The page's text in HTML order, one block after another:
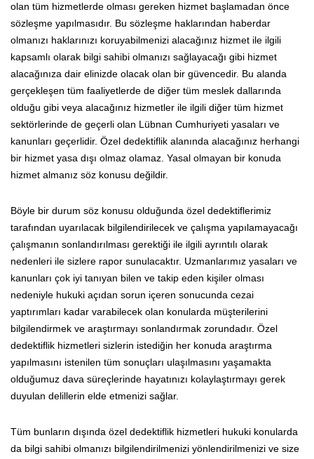
olan tüm hizmetlerde olması gereken hizmet başlamadan önce
sözleşme yapılmasıdır. Bu sözleşme haklarından haberdar
olmanızı haklarınızı koruyabilmenizi alacağınız hizmet ile ilgili
kapsamlı olarak bilgi sahibi olmanızı sağlayacağı gibi hizmet
alacağınıza dair elinizde olacak olan bir güvencedir. Bu alanda
gerçekleşen tüm faaliyetlerde de diğer tüm meslek dallarında
olduğu gibi veya alacağınız hizmetler ile ilgili diğer tüm hizmet
sektörlerinde de geçerli olan Lübnan Cumhuriyeti yasaları ve
kanunları geçerlidir. Özel dedektiflik alanında alacağınız herhangi
bir hizmet yasa dışı olmaz olamaz. Yasal olmayan bir konuda
hizmet almanız söz konusu değildir.
Böyle bir durum söz konusu olduğunda özel dedektiflerimiz
tarafından uyarılacak bilgilendirilecek ve çalışma yapılamayacağı
çalışmanın sonlandırılması gerektiği ile ilgili ayrıntılı olarak
nedenleri ile sizlere rapor sunulacaktır. Uzmanlarımız yasaları ve
kanunları çok iyi tanıyan bilen ve takip eden kişiler olması
nedeniyle hukuki açıdan sorun içeren sonucunda cezai
yaptırımları kadar varabilecek olan konularda müşterilerini
bilgilendirmek ve araştırmayı sonlandırmak zorundadır. Özel
dedektiflik hizmetleri sizlerin istediğin her konuda araştırma
yapılmasını istenilen tüm sonuçları ulaşılmasını yaşamakta
olduğumuz dava süreçlerinde hayatınızı kolaylaştırmayı gerek
duyulan delillerin elde etmenizi sağlar.
Tüm bunların dışında özel dedektiflik hizmetleri hukuki konularda
da bilgi sahibi olmanızı bilgilendirilmenizi yönlendirilmenizi ve size